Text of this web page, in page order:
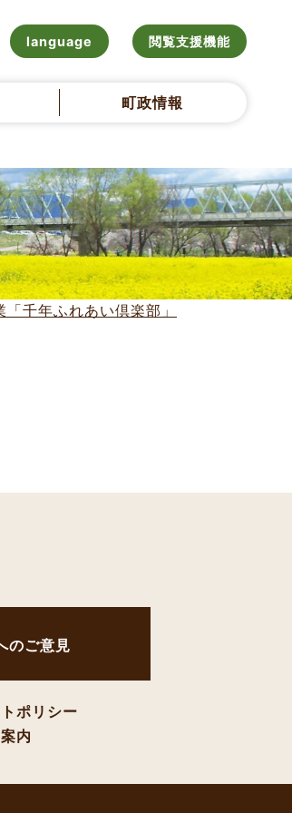
language 閲覧支援機能
町政情報
千年ふれあい倶楽部」
のご意見
ポリシー
内